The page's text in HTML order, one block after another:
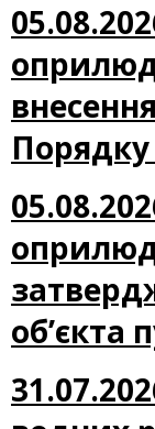
Порядку
об’єкта